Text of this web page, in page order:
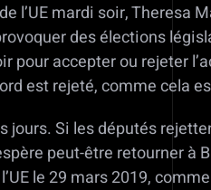
l’UE mardi soir,
des élections
accepter ou rejeter
est rejeté, comme cela
jours. Si les députés
peut-être retourner
le 29 mars 2019,